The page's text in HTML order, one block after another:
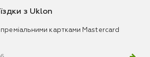
з Uklon
преміальними картками Mastercard